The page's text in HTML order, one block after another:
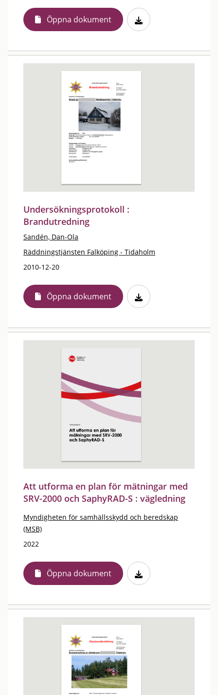
Öppna dokument
Undersökningsprotokoll :
Brandutredning
Sandén, Dan-Ola
Räddningstjänsten Falköping - Tidaholm
2010-12-20
Öppna dokument
Att utforma en plan för mätningar med
SRV-2000 och SaphyRAD-S : vägledning
Myndigheten för samhällsskydd och beredskap
(MSB)
2022
Öppna dokument